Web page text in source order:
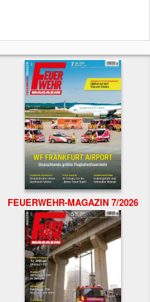
FEUERWEHR-MAGAZIN 7/2026